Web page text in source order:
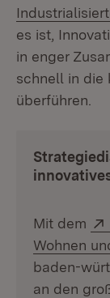
es ist,
in enger
schnell in die
überführen.
Mit dem
Wohnen
baden-
an den